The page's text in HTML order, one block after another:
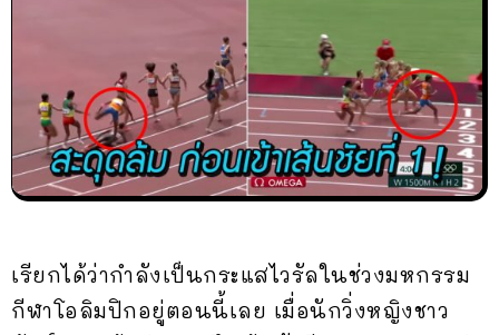
เรียกได้ว่ากำลังเป็นกระแสไวรัลในช่วงมหกรรม
กีฬาโอลิมปิกอยู่ตอนนี้เลย เมื่อนักวิ่งหญิงชาว